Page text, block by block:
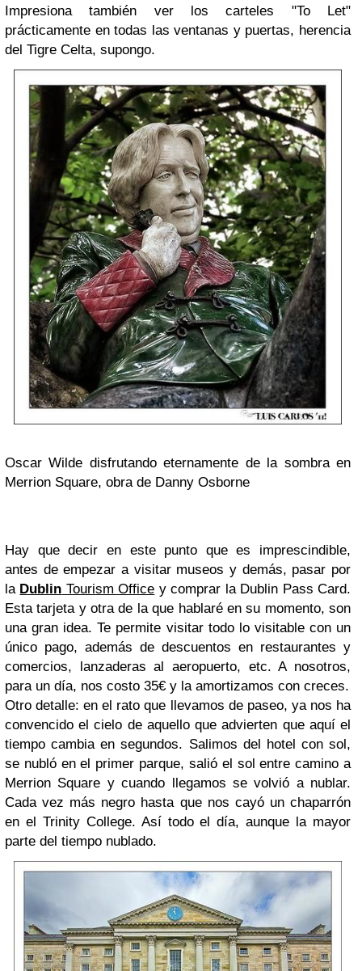
Impresiona también ver los carteles "To Let"
prácticamente en todas las ventanas y puertas, herencia
del Tigre Celta, supongo.
Oscar Wilde disfrutando eternamente de la sombra en
Merrion Square, obra de Danny Osborne
Hay que decir en este punto que es imprescindible,
antes de empezar a visitar museos y demás, pasar por
la Dublin Tourism Office y comprar la Dublin Pass Card.
Esta tarjeta y otra de la que hablaré en su momento, son
una gran idea. Te permite visitar todo lo visitable con un
único pago, además de descuentos en restaurantes y
comercios, lanzaderas al aeropuerto, etc. A nosotros,
para un día, nos costo 35€ y la amortizamos con creces.
Otro detalle: en el rato que llevamos de paseo, ya nos ha
convencido el cielo de aquello que advierten que aquí el
tiempo cambia en segundos. Salimos del hotel con sol,
se nubló en el primer parque, salió el sol entre camino a
Merrion Square y cuando llegamos se volvió a nublar.
Cada vez más negro hasta que nos cayó un chaparrón
en el Trinity College. Así todo el día, aunque la mayor
parte del tiempo nublado.